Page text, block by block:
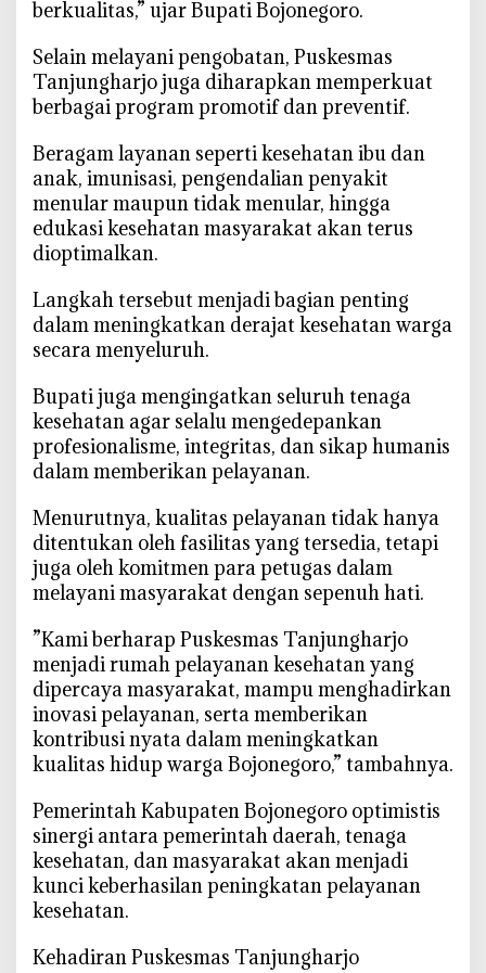
a
a
n
berkualitas,” ujar Bupati Bojonegoro.
‎Selain melayani pengobatan, Puskesmas
Tanjungharjo juga diharapkan memperkuat
berbagai program promotif dan preventif.
‎Beragam layanan seperti kesehatan ibu dan
anak, imunisasi, pengendalian penyakit
menular maupun tidak menular, hingga
edukasi kesehatan masyarakat akan terus
dioptimalkan.
‎Langkah tersebut menjadi bagian penting
dalam meningkatkan derajat kesehatan warga
secara menyeluruh.
‎Bupati juga mengingatkan seluruh tenaga
kesehatan agar selalu mengedepankan
profesionalisme, integritas, dan sikap humanis
dalam memberikan pelayanan.
‎Menurutnya, kualitas pelayanan tidak hanya
ditentukan oleh fasilitas yang tersedia, tetapi
juga oleh komitmen para petugas dalam
melayani masyarakat dengan sepenuh hati.
‎”Kami berharap Puskesmas Tanjungharjo
menjadi rumah pelayanan kesehatan yang
dipercaya masyarakat, mampu menghadirkan
inovasi pelayanan, serta memberikan
kontribusi nyata dalam meningkatkan
kualitas hidup warga Bojonegoro,” tambahnya.
‎Pemerintah Kabupaten Bojonegoro optimistis
sinergi antara pemerintah daerah, tenaga
kesehatan, dan masyarakat akan menjadi
kunci keberhasilan peningkatan pelayanan
kesehatan.
‎Kehadiran Puskesmas Tanjungharjo